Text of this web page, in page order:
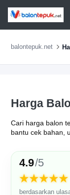
balontepuk.net
Harga
Cari harga balon
bantu cek bahan,
4.9/5
★★★★★
berdasarkan